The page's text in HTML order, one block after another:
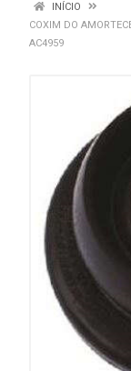
INÍCIO
COXIM DO
AC4959